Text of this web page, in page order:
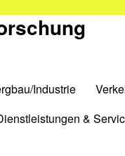
Industrie
&